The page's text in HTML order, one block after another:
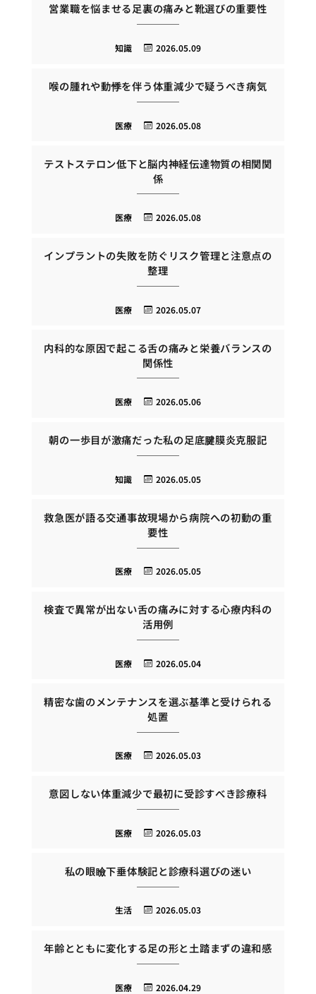
営業職を悩ませる足裏の痛みと靴選びの重要性
2026.05.09
知識
喉の腫れや動悸を伴う体重減少で疑うべき病気
2026.05.08
医療
テストステロン低下と脳内神経伝達物質の相関関
係
2026.05.08
医療
インプラントの失敗を防ぐリスク管理と注意点の
整理
2026.05.07
医療
内科的な原因で起こる舌の痛みと栄養バランスの
関係性
2026.05.06
医療
朝の一歩目が激痛だった私の足底腱膜炎克服記
2026.05.05
知識
救急医が語る交通事故現場から病院への初動の重
要性
2026.05.05
医療
検査で異常が出ない舌の痛みに対する心療内科の
活用例
2026.05.04
医療
精密な歯のメンテナンスを選ぶ基準と受けられる
処置
2026.05.03
医療
意図しない体重減少で最初に受診すべき診療科
2026.05.03
医療
私の眼瞼下垂体験記と診療科選びの迷い
2026.05.03
生活
年齢とともに変化する足の形と土踏まずの違和感
2026.04.29
医療